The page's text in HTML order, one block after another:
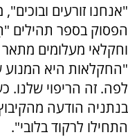
"אנחנו זורעים
הפסוק בספר תהילים
וחקלאי מעלומים
"החקלאות היא
לפה. זה הריפוי שלנו.
בנתניה הודעה
התחילו לרקוד בלובי".